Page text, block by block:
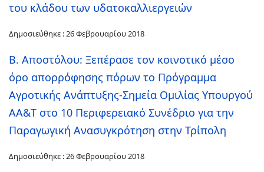
του κλάδου των υδατοκαλλιεργειών
Δημοσιεύθηκε : 26 Φεβρουαρίου 2018
Β. Αποστόλου: Ξεπέρασε τον κοινοτικό μέσο
όρο απορρόφησης πόρων το Πρόγραμμα
Αγροτικής Ανάπτυξης-Σημεία Ομιλίας Υπουργού
ΑΑ&Τ στο 10 Περιφερειακό Συνέδριο για την
Παραγωγική Ανασυγκρότηση στην Τρίπολη
Δημοσιεύθηκε : 26 Φεβρουαρίου 2018